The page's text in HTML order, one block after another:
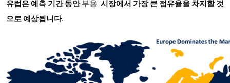
유럽은 예측 기간 동안 부용 시장에서 가장 큰 점유율을 차지할 것
으로 예상됩니다.